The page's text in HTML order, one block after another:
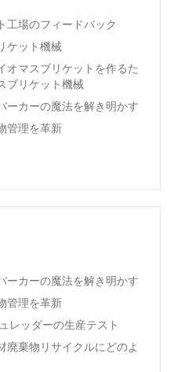
工場のフィードバック
ケット機械
オマスブリケットを作るた
ブリケット機械
ーカーの魔法を解き明かす
管理を革新
ーカーの魔法を解き明かす
管理を革新
ッダーの生産テスト
廃棄物リサイクルにどのよ